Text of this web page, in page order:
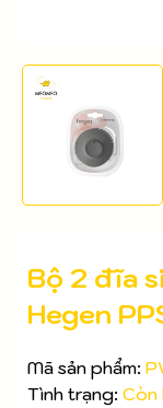
Bộ 2 đĩa
Hegen
Mã sản phẩm:
Tình trạng: Còn